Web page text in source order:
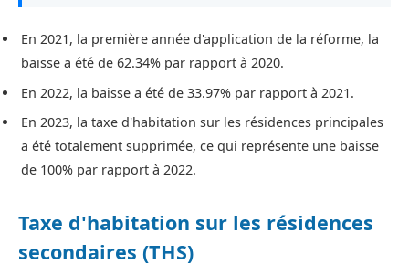
En 2021, la première année d'application de la réforme, la
baisse a été de 62.34% par rapport à 2020.
En 2022, la baisse a été de 33.97% par rapport à 2021.
En 2023, la taxe d'habitation sur les résidences principales
a été totalement supprimée, ce qui représente une baisse
de 100% par rapport à 2022.
Taxe d'habitation sur les résidences
secondaires (THS)